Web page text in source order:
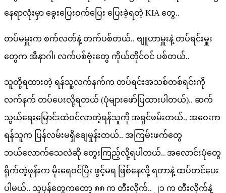
နေရာလုံးမှာ ခွေးပြေးဝက်ပြေး ပြေးခဲ့ရတဲ့ KIA တွေ..
တပ်မမှူးက စက်လတ်နဲ့ တက်ပစ်တယ်.. ဗျူဟာမှူးနဲ့ တပ်ရင်းမှူး
တွေက အီနာဂါ၊ လက်ပစ်ဗုံးတွေ ကိုယ်တိုင်ဝင် ပစ်တယ်..
သူတို့ရထားတဲ့ ရန်သူ့လက်နက်က တပ်ရင်းအသစ်တစ်ရင်းကို
လက်နက် တပ်ပေးလို့ရတယ် (ပုံများဖော်ပြထားပါတယ်).. ဆက်
သွယ်ရေးမြောင်းထဲဝင်လာတဲ့ရန်သူကို အရှင်ဖမ်းတယ်.. အဝေးက
ရန်သူက ပြန်လမ်းမရှိချေမှုန်းတယ်.. အကြမ်းဖက်တွေ
ဘယ်လောက်သေလဲဆို တွေးကြည့်လို့ရပါတယ်.. အလောင်းပုံတွေ
ရိုက်တဲ့ဖုန်းက မိုးရေဝင်ပြီး ဖွင့်မရ ဖြစ်နေလို့ ရတာနဲ့ ထပ်တင်ပေး
ပါမယ်.. သူပုန်တွေကတော့ ၈၈ က တီးလိုက်.. ၂၁ က တီးလိုက်နဲ့